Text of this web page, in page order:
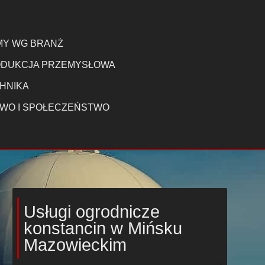
WG BRANŻ
PRZEMYSŁOWA
I SPOŁECZEŃSTWO
Usługi ogrodnicze
konstancin w Mińsku
Mazowieckim